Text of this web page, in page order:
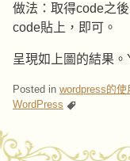
做法：取得code之
code貼上，即可。
呈現如上圖的結果。
Posted in wordpress的使
WordPress